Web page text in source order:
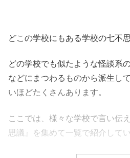
どこの学校にもある学校の七不思
どの学校でも似たような怪談系
などにまつわるものから派生し
いほどたくさんあります。
ここでは、様々な学校で言い伝
思議』を集めて一覧で紹介してい